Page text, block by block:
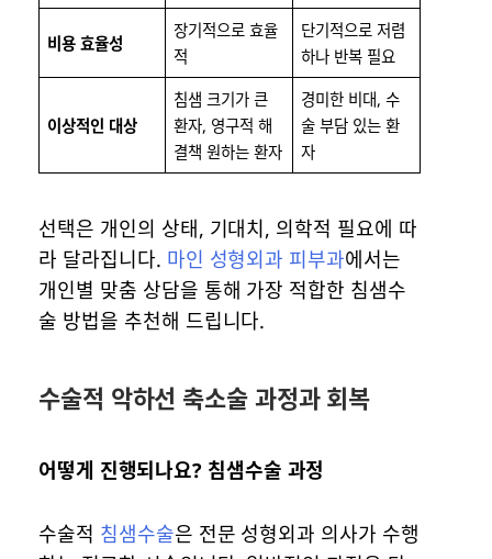
비용 효율성
장기적으로 효율
적
단기적으로 저렴
하나 반복 필요
이상적인 대상
침샘 크기가 큰
환자, 영구적 해
결책 원하는 환자
경미한 비대, 수
술 부담 있는 환
자
선택은 개인의 상태, 기대치, 의학적 필요에 따
라 달라집니다. 마인 성형외과 피부과에서는
개인별 맞춤 상담을 통해 가장 적합한 침샘수
술 방법을 추천해 드립니다.
수술적 악하선 축소술 과정과 회복
어떻게 진행되나요? 침샘수술 과정
수술적 침샘수술은 전문 성형외과 의사가 수행